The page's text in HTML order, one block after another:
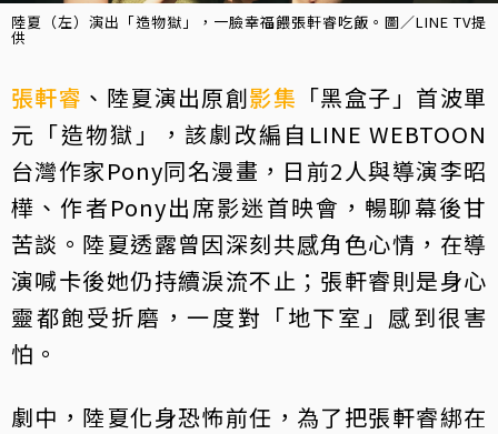
陸夏（左）演出「造物獄」，一臉幸福餵張軒睿吃飯。圖／LINE TV提
供
張軒睿 、陸夏演出原創影集 「黑盒子」首波單
元「造物獄」，該劇改編自LINE WEBTOON
台灣作家Pony同名漫畫，日前2人與導演李昭
樺、作者Pony出席影迷首映會，暢聊幕後甘
苦談。陸夏透露曾因深刻共感角色心情，在導
演喊卡後她仍持續淚流不止；張軒睿則是身心
靈都飽受折磨，一度對「地下室」感到很害
怕。
劇中，陸夏化身恐怖前任，為了把張軒睿綁在